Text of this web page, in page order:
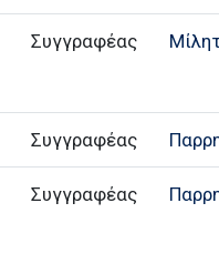
Συγγραφέας
Συγγραφέας
Συγγραφέας